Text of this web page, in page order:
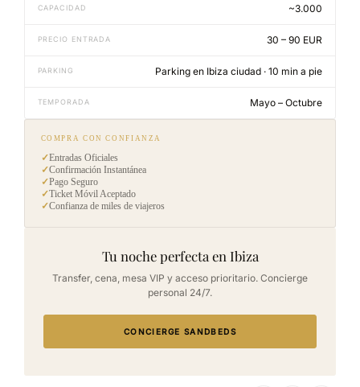
CAPACIDAD ~3.000
PRECIO ENTRADA 30 – 90 EUR
PARKING Parking en Ibiza ciudad · 10 min a pie
TEMPORADA Mayo – Octubre
COMPRA CON CONFIANZA
✓Entradas Oficiales
✓Confirmación Instantánea
✓Pago Seguro
✓Ticket Móvil Aceptado
✓Confianza de miles de viajeros
Tu noche perfecta en Ibiza
Transfer, cena, mesa VIP y acceso prioritario. Concierge
personal 24/7.
CONCIERGE SANDBEDS